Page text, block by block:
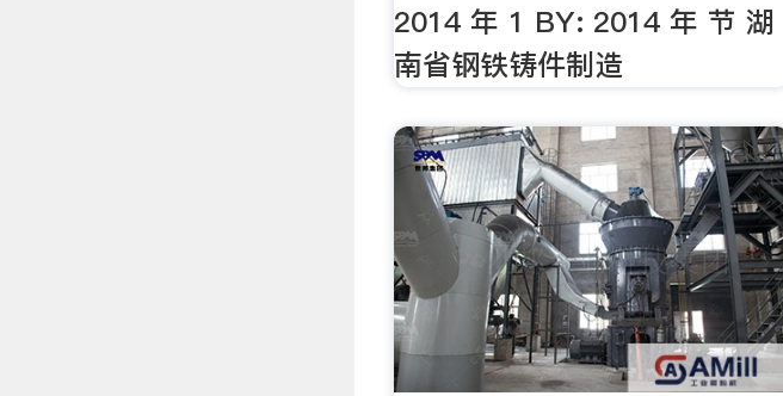
2014 年 1 BY: 2014 年 节 湖
南省钢铁铸件制造